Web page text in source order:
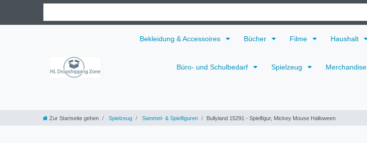
Bekleidung & Accessoires Bücher Filme Haushalt
Büro- und Schulbedarf Spielzeug Merchandise
Zur Startseite gehen Spielzeug Sammel- & Spielfiguren Bullyland 15291 - Spielfigur, Mickey Mouse Halloween